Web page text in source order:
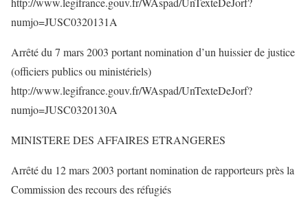
numjo=JUSC0320131A
Arrêté du 7 mars 2003 portant nomination d’un huissier de justice
(officiers publics ou ministériels)
http://www.legifrance.gouv.fr/WAspad/UnTexteDeJorf?
numjo=JUSC0320130A
MINISTERE DES AFFAIRES ETRANGERES
Arrêté du 12 mars 2003 portant nomination de rapporteurs près la
Commission des recours des réfugiés